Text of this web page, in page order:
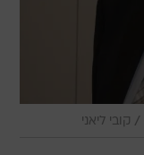
/ קובי ליאני